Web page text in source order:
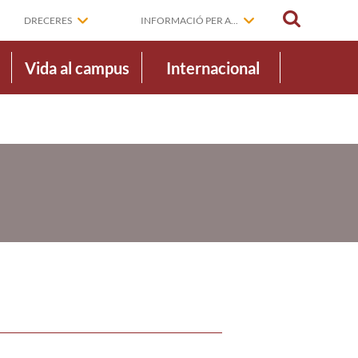
DRECERES INFORMACIÓ PER A...
Vida al campus Internacional